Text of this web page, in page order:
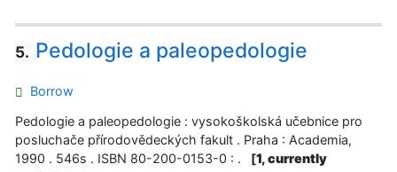
5. Pedologie a paleopedologie
Borrow
Pedologie a paleopedologie : vysokoškolská učebnice pro
posluchače přírodovědeckých fakult . Praha : Academia,
1990 . 546s . ISBN 80-200-0153-0 : .
[1, currently